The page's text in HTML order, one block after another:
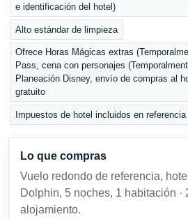
e identificación del hotel)
Alto estándar de limpieza
Ofrece Horas Mágicas extras
Pass, cena con personajes
Planeación Disney, envío de compras al
gratuito
Impuestos de hotel incluidos en referencia
Lo que compras
Vuelo redondo de referencia,
Dolphin, 5 noches, 1 habitación
alojamiento.